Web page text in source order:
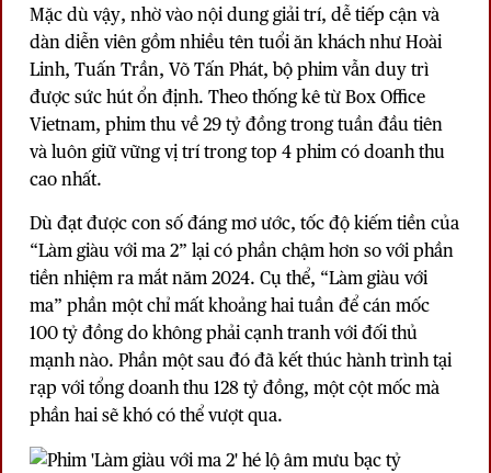
Mặc dù vậy, nhờ vào nội dung giải trí, dễ tiếp cận và
dàn diễn viên gồm nhiều tên tuổi ăn khách như Hoài
Linh, Tuấn Trần, Võ Tấn Phát, bộ phim vẫn duy trì
được sức hút ổn định. Theo thống kê từ Box Office
Vietnam, phim thu về 29 tỷ đồng trong tuần đầu tiên
và luôn giữ vững vị trí trong top 4 phim có doanh thu
cao nhất.
Dù đạt được con số đáng mơ ước, tốc độ kiếm tiền của
“Làm giàu với ma 2” lại có phần chậm hơn so với phần
tiền nhiệm ra mắt năm 2024. Cụ thể, “Làm giàu với
ma” phần một chỉ mất khoảng hai tuần để cán mốc
100 tỷ đồng do không phải cạnh tranh với đối thủ
mạnh nào. Phần một sau đó đã kết thúc hành trình tại
rạp với tổng doanh thu 128 tỷ đồng, một cột mốc mà
phần hai sẽ khó có thể vượt qua.